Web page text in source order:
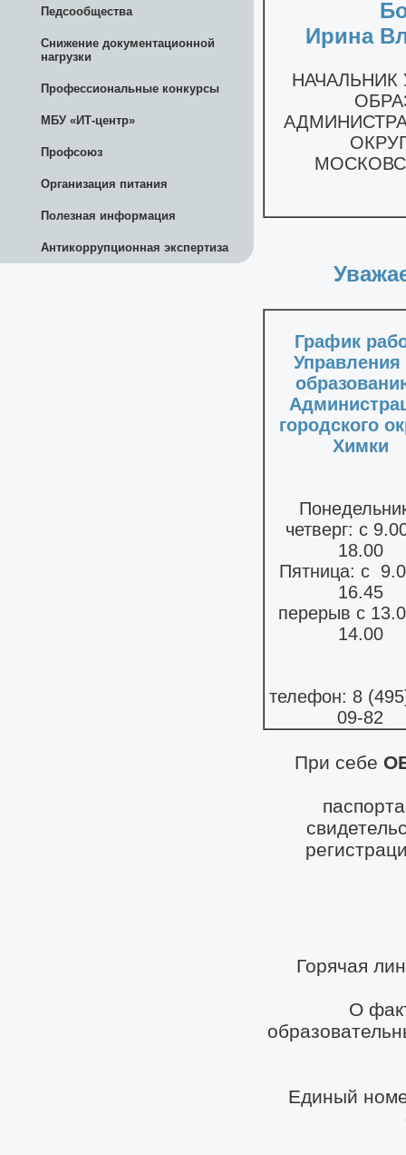
Педсообщества
Снижение документационной
нагрузки
Профессиональные конкурсы
МБУ «ИТ-центр»
Профсоюз
Организация питания
Полезная информация
Антикоррупционная экспертиза